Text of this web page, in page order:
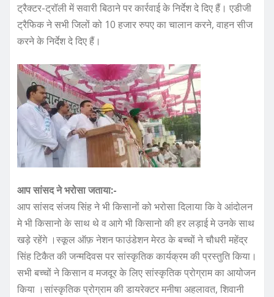
ट्रैक्टर-ट्रॉली में सवारी बिठाने पर कार्रवाई के निर्देश दे दिए हैं। एडीजी
ट्रैफिक ने सभी जिलों को 10 हजार रुपए का चालान करने, वाहन सीज
करने के निर्देश दे दिए हैं।
आप सांसद ने भरोसा जताया:-
आप सांसद संजय सिंह ने भी किसानों को भरोसा दिलाया कि वे आंदोलन
मे भी किसानो के साथ थे व आगे भी किसानो की हर लड़ाई मे उनके साथ
खड़े रहेंगे ।स्कूल ऑफ़ नेशन फाउंडेशन मेरठ के बच्चों ने चौधरी महेंद्र
सिंह टिकैत की जन्मदिवस पर सांस्कृतिक कार्यक्रम की प्रस्तुति किया।
सभी बच्चों ने किसान व मजदूर के लिए सांस्कृतिक प्रोग्राम का आयोजन
किया ।सांस्कृतिक प्रोग्राम की डायरेक्टर मनीषा अहलावत, शिवानी